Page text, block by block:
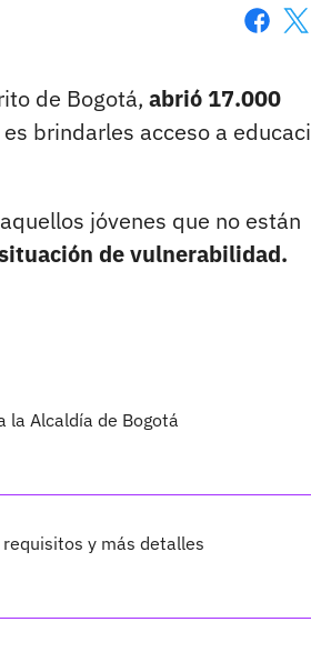
de Bogotá, abrió 17.000
brindarles acceso a
jóvenes que no están
de vulnerabilidad.
la Alcaldía de Bogotá
y más detalles